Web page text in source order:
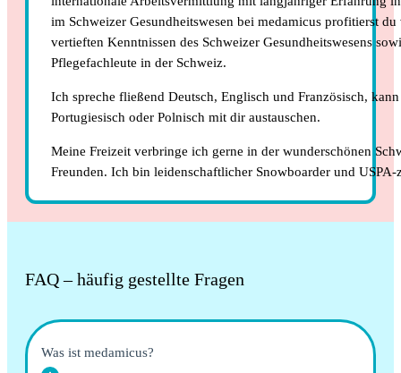
im Schweizer Gesundheitswesen bei medamicus profitierst
vertieften Kenntnissen des Schweizer Gesundheitswesens
Pflegefachleute in der Schweiz.
Ich spreche fließend Deutsch, Englisch und Französisch,
Portugiesisch oder Polnisch mit dir austauschen.
Meine Freizeit verbringe ich gerne in der wunderschönen
Freunden. Ich bin leidenschaftlicher Snowboarder und
FAQ – häufig gestellte Fragen
Was ist medamicus?